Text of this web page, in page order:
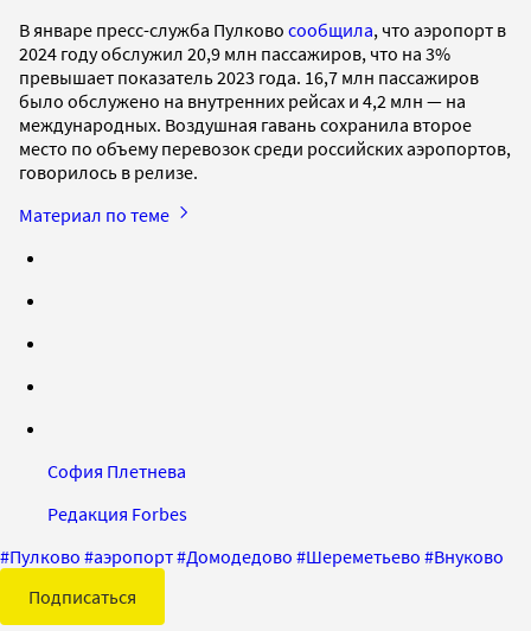
В январе пресс-служба Пулково сообщила, что аэропорт в
2024 году обслужил 20,9 млн пассажиров, что на 3%
превышает показатель 2023 года. 16,7 млн пассажиров
было обслужено на внутренних рейсах и 4,2 млн — на
международных. Воздушная гавань сохранила второе
место по объему перевозок среди российских аэропортов,
говорилось в релизе.
Материал по теме
София Плетнева
Редакция Forbes
#Пулково #аэропорт#Домодедово #Шереметьево #Внуково
Подписаться